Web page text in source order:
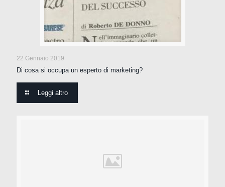
22 Gennaio 2019
Di cosa si occupa un esperto di marketing?
Leggi altro